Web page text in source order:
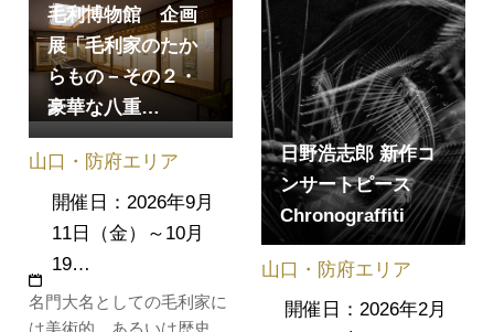
「ショートショート フィル
ムフェスティバル & アジ
ア」と連携し、「ショート
フィルム フェスティバル in
YCAM」を開催します。
なる今回は、話…
まぐち植物さんぽ【１】～
植物って、すごい、おもし
ろい、ふしぎ！～」で、紹
介しきれなかった山口県内
外に生息する植物を中心
に、そのすごさやお…
毛利博物館 企画
展「毛利家のたか
らもの－その２・
豪華な八重…
名門大名としての毛利家に
山口・防府エリア
開催日：2026年9月
11日（金）～10月
19…
日野浩志郎 新作コ
ンサートピース
Chronograffiti
山口・防府エリア
開催日：2026年2月